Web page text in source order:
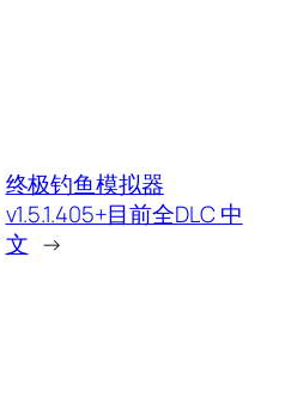
终极钓鱼模拟器
v1.5.1.405+目前全DLC 中
文 →